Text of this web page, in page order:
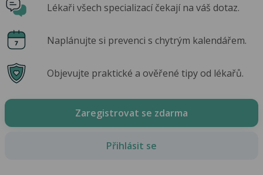
Lékaři všech specializací čekají na váš dotaz.
Naplánujte si prevenci s chytrým kalendářem.
Objevujte praktické a ověřené tipy od lékařů.
Zaregistrovat se zdarma
Přihlásit se